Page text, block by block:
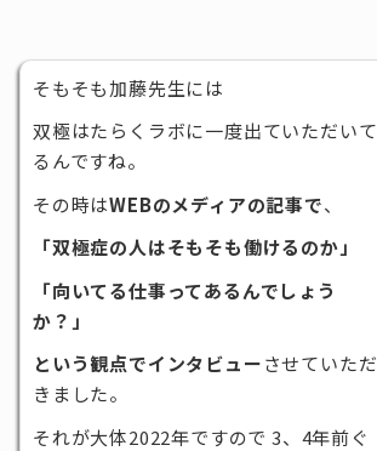
そもそも加藤先生には
双極はたらくラボに一度出ていただいて
るんですね。
その時はWEBのメディアの記事で、
「双極症の人はそもそも働けるのか」
「向いてる仕事ってあるんでしょう
か？」
という観点でインタビューさせていただ
きました。
それが大体2022年ですので 3、4年前ぐ